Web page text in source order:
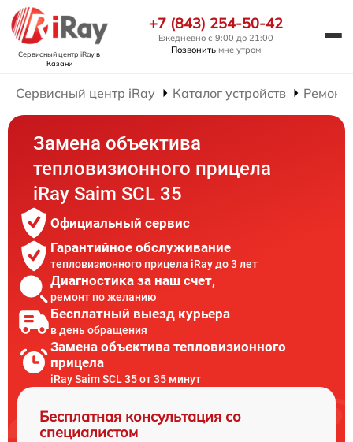
Сервисный центр iRayв
Казани
+7 (843) 254-50-42
Ежедневно с 9:00 до 21:00
Позвонить мне утром
Сервисный центр iRay Каталог устройств Ремонт
Замена объектива
тепловизионного прицела
iRay Saim SCL 35
Официальный сервис
Гарантийное обслуживание
тепловизионного прицела iRay до 3 лет
Диагностика за наш счет,
ремонт по желанию
Бесплатный выезд курьера
в день обращения
Замена объектива тепловизионного
прицела
iRay Saim SCL 35 от 35 минут
Бесплатная консультация со
специалистом